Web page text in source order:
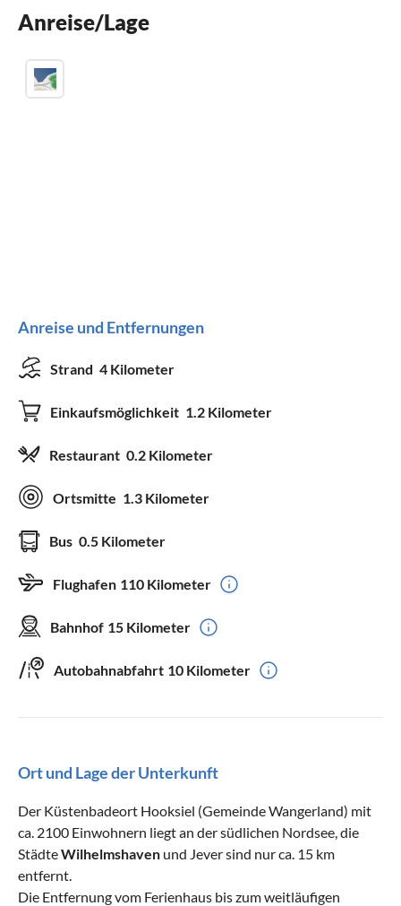
Kinderbett
Anreise/Lage
Anreise und Entfernungen
Strand 4 Kilometer
Einkaufsmöglichkeit 1.2 Kilometer
Restaurant 0.2 Kilometer
Ortsmitte 1.3 Kilometer
Bus 0.5 Kilometer
Flughafen 110 Kilometer
Bahnhof 15 Kilometer
Autobahnabfahrt 10 Kilometer
Ort und Lage der Unterkunft
Der Küstenbadeort Hooksiel (Gemeinde Wangerland) mit
ca. 2100 Einwohnern liegt an der südlichen Nordsee, die
StädteWilhelmshaven und Jever sind nur ca. 15 km
entfernt.
Die Entfernung vom Ferienhaus bis zum weitläufigen